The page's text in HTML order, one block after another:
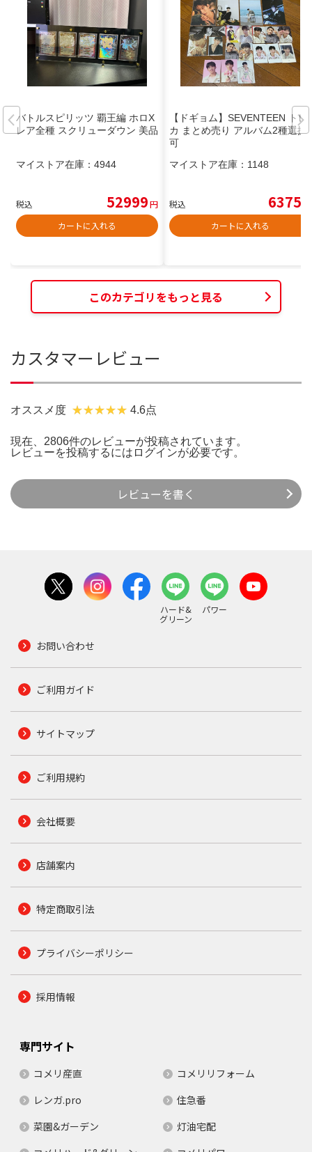
バトルスピリッツ 覇王編 ホロX
レア全種 スクリューダウン 美品
マイストア在庫： 4944
税込 52999円
カートに入れる
【ドギョム】SEVENTEEN トレ
カ まとめ売り アルバム2種選択
可
マイストア在庫： 1148
税込 6375
カートに入れる
このカテゴリをもっと見る
カスタマーレビュー
オススメ度 4.6点
現在、2806件のレビューが投稿されています。
レビューを投稿するには ログインが必要です。
レビューを書く
ハード&
グリーン
パワー
お問い合わせ
ご利用ガイド
サイトマップ
ご利用規約
会社概要
店舗案内
特定商取引法
プライバシーポリシー
採用情報
専門サイト
コメリ産直
コメリリフォーム
レンガ.pro
住急番
菜園&ガーデン
灯油宅配